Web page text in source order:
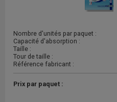
Nombre d'unités par paquet :
Capacité d'absorption :
Taille :
Tour de taille :
Référence fabricant :
Prix par paquet :